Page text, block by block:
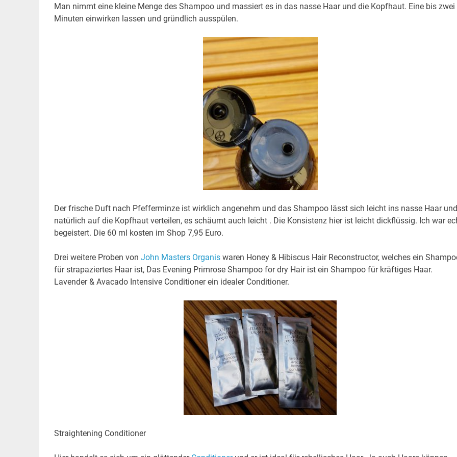
Man nimmt eine kleine Menge des Shampoo und massiert es in das nasse Haar und die Kopfhaut. Eine bis zwei
Minuten einwirken lassen und gründlich ausspülen.
Der frische Duft nach Pfefferminze ist wirklich angenehm und das Shampoo lässt sich leicht ins nasse Haar und
natürlich auf die Kopfhaut verteilen, es schäumt auch leicht . Die Konsistenz hier ist leicht dickflüssig. Ich war
begeistert. Die 60 ml kosten im Shop 7,95 Euro.
Drei weitere Proben von John Masters Organiswaren Honey & Hibiscus Hair Reconstructor, welches ein
für strapaziertes Haar ist, Das Evening Primrose Shampoo for dry Hair ist ein Shampoo für kräftiges Haar.
Lavender & Avacado Intensive Conditioner ein idealer Conditioner.
Straightening Conditioner